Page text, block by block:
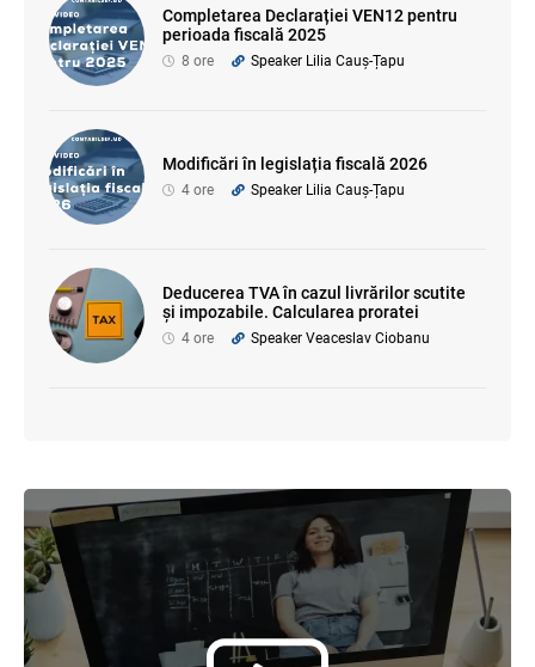
Completarea Declarației VEN12 pentru
perioada fiscală 2025
8 ore Speaker Lilia Cauș-Țapu
Modificări în legislația fiscală 2026
4 ore Speaker Lilia Cauș-Țapu
Deducerea TVA în cazul livrărilor scutite
și impozabile. Calcularea proratei
4 ore Speaker Veaceslav Ciobanu